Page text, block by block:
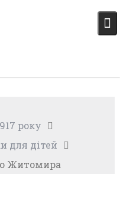
року
для дітей
Житомира